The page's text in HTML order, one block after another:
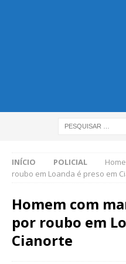
INÍCIO POLICIAL
roubo em Loanda é preso em
Homem com
por roubo em
Cianorte